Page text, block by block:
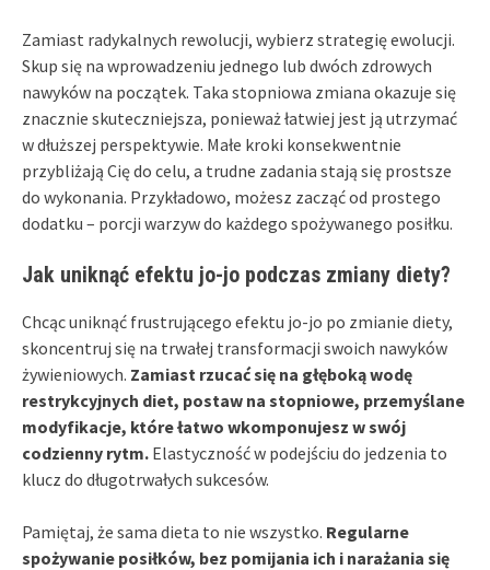
Zamiast radykalnych rewolucji, wybierz strategię ewolucji.
Skup się na wprowadzeniu jednego lub dwóch zdrowych
nawyków na początek. Taka stopniowa zmiana okazuje się
znacznie skuteczniejsza, ponieważ łatwiej jest ją utrzymać
w dłuższej perspektywie. Małe kroki konsekwentnie
przybliżają Cię do celu, a trudne zadania stają się prostsze
do wykonania. Przykładowo, możesz zacząć od prostego
dodatku – porcji warzyw do każdego spożywanego posiłku.
Jak uniknąć efektu jo-jo podczas zmiany diety?
Chcąc uniknąć frustrującego efektu jo-jo po zmianie diety,
skoncentruj się na trwałej transformacji swoich nawyków
żywieniowych. Zamiast rzucać się na głęboką wodę
restrykcyjnych diet, postaw na stopniowe, przemyślane
modyfikacje, które łatwo wkomponujesz w swój
codzienny rytm. Elastyczność w podejściu do jedzenia to
klucz do długotrwałych sukcesów.
Pamiętaj, że sama dieta to nie wszystko. Regularne
spożywanie posiłków, bez pomijania ich i narażania się